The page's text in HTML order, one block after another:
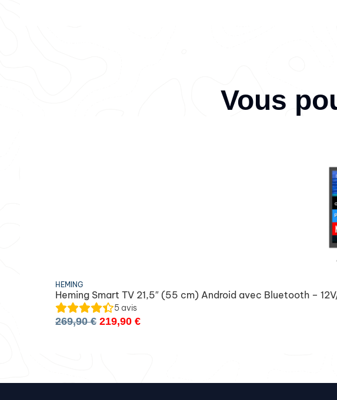
Vous
HEMING
Heming Smart TV 21,5″ (55 cm) Android avec Bluetooth –
5 avis
269,90€ 219,90€